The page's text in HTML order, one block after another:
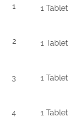
1 1 Tablet
2 1 Tablet
3 1 Tablet
4 1 Tablet